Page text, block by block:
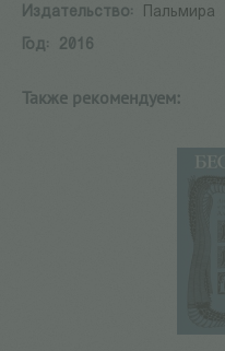
Издательство:
Пальмира
Год:
2016
Также рекомендуем: